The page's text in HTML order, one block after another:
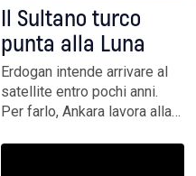
Il Sultano turco
punta alla Luna
Erdogan intende arrivare al
satellite entro pochi anni.
Per farlo, Ankara lavora alla
lancio in Somalia,